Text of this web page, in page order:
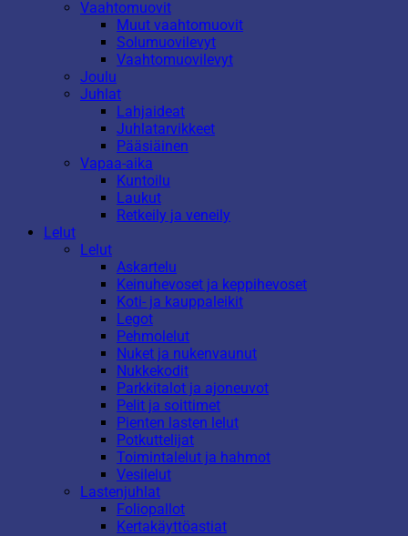
Vaahtomuovit
Muut vaahtomuovit
Solumuovilevyt
Vaahtomuovilevyt
Joulu
Juhlat
Lahjaideat
Juhlatarvikkeet
Pääsiäinen
Vapaa-aika
Kuntoilu
Laukut
Retkeily ja veneily
Lelut
Lelut
Askartelu
Keinuhevoset ja keppihevoset
Koti- ja kauppaleikit
Legot
Pehmolelut
Nuket ja nukenvaunut
Nukkekodit
Parkkitalot ja ajoneuvot
Pelit ja soittimet
Pienten lasten lelut
Potkuttelijat
Toimintalelut ja hahmot
Vesilelut
Lastenjuhlat
Foliopallot
Kertakäyttöastiat